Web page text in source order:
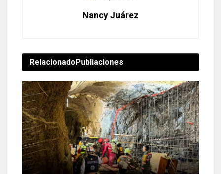
Nancy Juárez
RelacionadoPubliaciones